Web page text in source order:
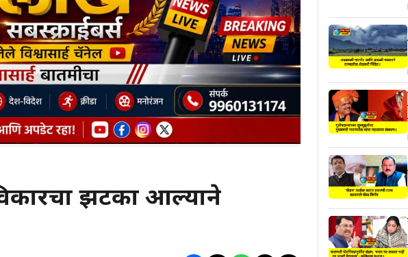
झटका आल्याने